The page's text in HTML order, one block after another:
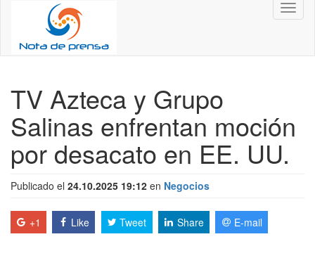
TV Azteca y Grupo
Salinas enfrentan moción
por desacato en EE. UU.
Publicado el 24.10.2025 19:12 en Negocios
+1 Like Tweet Share E-mail